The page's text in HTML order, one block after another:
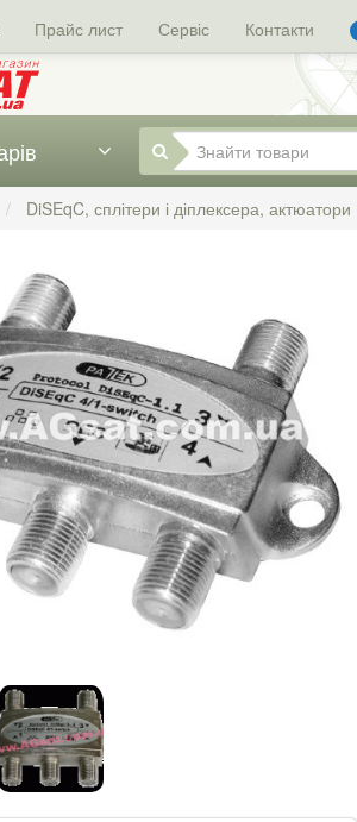
Прайс лист Сервіс Контакти
DiSEqC, сплітери і діплексера, актюатори